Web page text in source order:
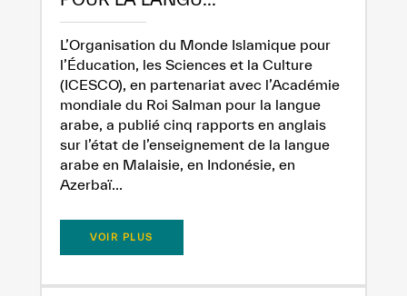
L’Organisation du Monde Islamique pour
l’Éducation, les Sciences et la Culture
(ICESCO), en partenariat avec l’Académie
mondiale du Roi Salman pour la langue
arabe, a publié cinq rapports en anglais
sur l’état de l’enseignement de la langue
arabe en Malaisie, en Indonésie, en
Azerbaï...
VOIR PLUS